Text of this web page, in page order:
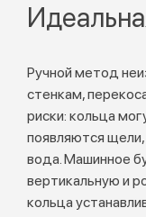
Ручной метод
стенкам,
риски: кольца
появляются
вода. Машинное
вертикальную и
кольца